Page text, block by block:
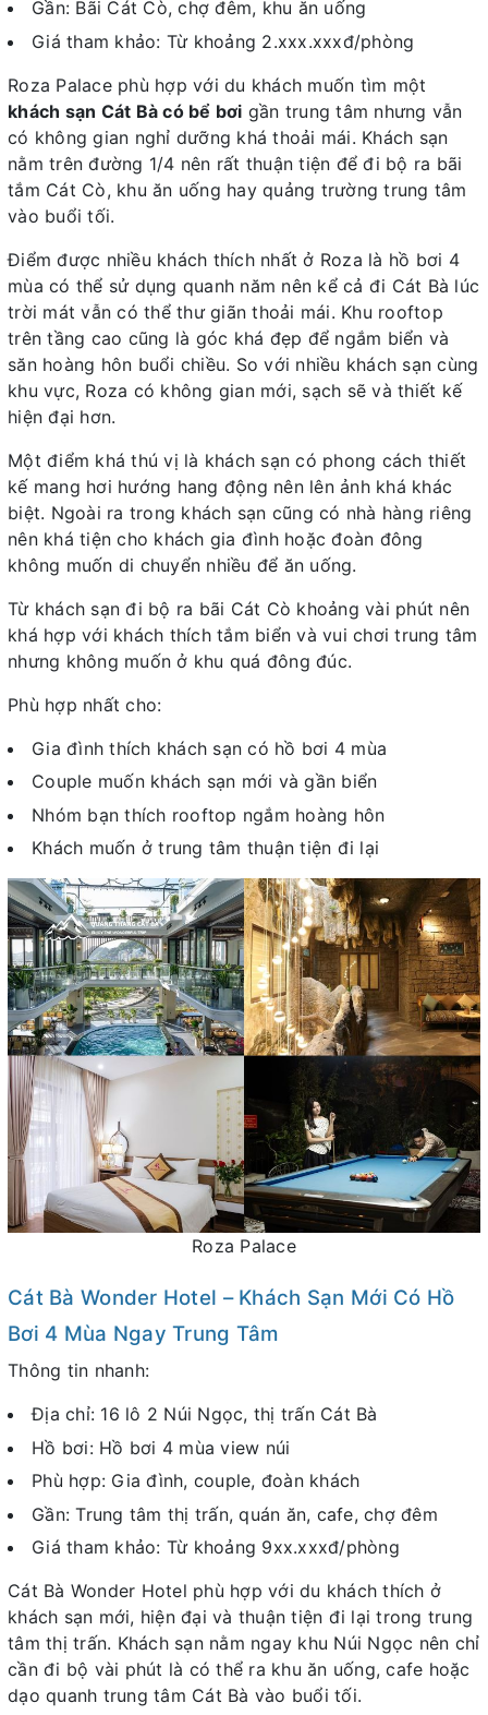
Gần: Bãi Cát Cò, chợ đêm, khu ăn uống
Giá tham khảo: Từ khoảng 2.xxx.xxxđ/phòng
Roza Palace phù hợp với du khách muốn tìm một
khách sạn Cát Bà có bể bơi gần trung tâm nhưng vẫn
có không gian nghỉ dưỡng khá thoải mái. Khách sạn
nằm trên đường 1/4 nên rất thuận tiện để đi bộ ra bãi
tắm Cát Cò, khu ăn uống hay quảng trường trung tâm
vào buổi tối.
Điểm được nhiều khách thích nhất ở Roza là hồ bơi 4
mùa có thể sử dụng quanh năm nên kể cả đi Cát Bà lúc
trời mát vẫn có thể thư giãn thoải mái. Khu rooftop
trên tầng cao cũng là góc khá đẹp để ngắm biển và
săn hoàng hôn buổi chiều. So với nhiều khách sạn cùng
khu vực, Roza có không gian mới, sạch sẽ và thiết kế
hiện đại hơn.
Một điểm khá thú vị là khách sạn có phong cách thiết
kế mang hơi hướng hang động nên lên ảnh khá khác
biệt. Ngoài ra trong khách sạn cũng có nhà hàng riêng
nên khá tiện cho khách gia đình hoặc đoàn đông
không muốn di chuyển nhiều để ăn uống.
Từ khách sạn đi bộ ra bãi Cát Cò khoảng vài phút nên
khá hợp với khách thích tắm biển và vui chơi trung tâm
nhưng không muốn ở khu quá đông đúc.
Phù hợp nhất cho:
Gia đình thích khách sạn có hồ bơi 4 mùa
Couple muốn khách sạn mới và gần biển
Nhóm bạn thích rooftop ngắm hoàng hôn
Khách muốn ở trung tâm thuận tiện đi lại
Roza Palace
Cát Bà Wonder Hotel – Khách Sạn Mới Có Hồ
Bơi 4 Mùa Ngay Trung Tâm
Thông tin nhanh:
Địa chỉ: 16 lô 2 Núi Ngọc, thị trấn Cát Bà
Hồ bơi: Hồ bơi 4 mùa view núi
Phù hợp: Gia đình, couple, đoàn khách
Gần: Trung tâm thị trấn, quán ăn, cafe, chợ đêm
Giá tham khảo: Từ khoảng 9xx.xxxđ/phòng
Cát Bà Wonder Hotel phù hợp với du khách thích ở
khách sạn mới, hiện đại và thuận tiện đi lại trong trung
tâm thị trấn. Khách sạn nằm ngay khu Núi Ngọc nên chỉ
cần đi bộ vài phút là có thể ra khu ăn uống, cafe hoặc
dạo quanh trung tâm Cát Bà vào buổi tối.